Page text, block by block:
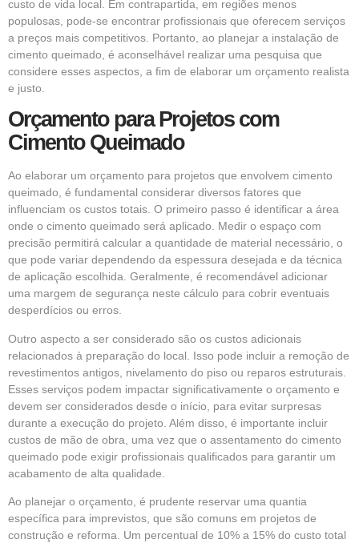
custo de vida local. Em contrapartida, em regiões menos
populosas, pode-se encontrar profissionais que oferecem serviços
a preços mais competitivos. Portanto, ao planejar a instalação de
cimento queimado, é aconselhável realizar uma pesquisa que
considere esses aspectos, a fim de elaborar um orçamento realista
e justo.
Orçamento para Projetos com
Cimento Queimado
Ao elaborar um orçamento para projetos que envolvem cimento
queimado, é fundamental considerar diversos fatores que
influenciam os custos totais. O primeiro passo é identificar a área
onde o cimento queimado será aplicado. Medir o espaço com
precisão permitirá calcular a quantidade de material necessário, o
que pode variar dependendo da espessura desejada e da técnica
de aplicação escolhida. Geralmente, é recomendável adicionar
uma margem de segurança neste cálculo para cobrir eventuais
desperdícios ou erros.
Outro aspecto a ser considerado são os custos adicionais
relacionados à preparação do local. Isso pode incluir a remoção de
revestimentos antigos, nivelamento do piso ou reparos estruturais.
Esses serviços podem impactar significativamente o orçamento e
devem ser considerados desde o início, para evitar surpresas
durante a execução do projeto. Além disso, é importante incluir
custos de mão de obra, uma vez que o assentamento do cimento
queimado pode exigir profissionais qualificados para garantir um
acabamento de alta qualidade.
Ao planejar o orçamento, é prudente reservar uma quantia
específica para imprevistos, que são comuns em projetos de
construção e reforma. Um percentual de 10% a 15% do custo total